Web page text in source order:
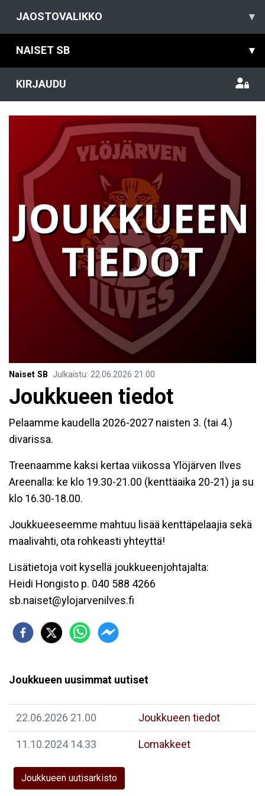
JAOSTOVALIKKO ▾
NAISET SB ▾
KIRJAUDU
Naiset SB Julkaistu: 22.06.2026 21.00
Joukkueen tiedot
Pelaamme kaudella 2026-2027 naisten 3. (tai 4.)
divarissa.
Treenaamme kaksi kertaa viikossa Ylöjärven Ilves
Areenalla: ke klo 19.30-21.00 (kenttäaika 20-21) ja su
klo 16.30-18.00.
Joukkueeseemme mahtuu lisää kenttäpelaajia sekä
maalivahti, ota rohkeasti yhteyttä!
Lisätietoja voit kysellä joukkueenjohtajalta:
Heidi Hongisto p. 040 588 4266
sb.naiset@ylojarvenilves.fi
Joukkueen uusimmat uutiset
22.06.2026 21.00 Joukkueen tiedot
11.10.2024 14.33 Lomakkeet
Joukkueen uutisarkisto